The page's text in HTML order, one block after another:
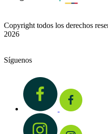
Copyright todos los derechos
2026
Síguenos